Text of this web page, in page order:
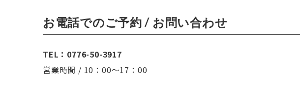
お電話でのご予約 / お問い合わせ
TEL：0776-50-3917
営業時間 / 10：00〜17：00